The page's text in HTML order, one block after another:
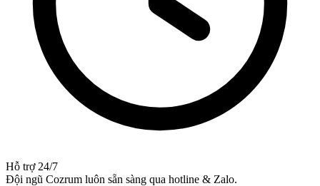
Hỗ trợ 24/7
Đội ngũ Cozrum luôn sẵn sàng qua hotline & Zalo.